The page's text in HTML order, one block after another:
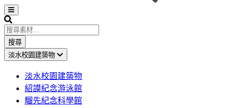
Open
sidebar
Search
搜尋
淡水校園建築物
淡水校園建築物
紹謨紀念游泳館
騮先紀念科學館